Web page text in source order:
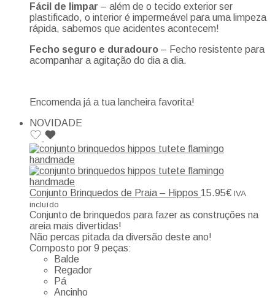
Fácil de limpar – além de o tecido exterior ser
plastificado, o interior é impermeável para uma limpeza
rápida, sabemos que acidentes acontecem!
Fecho seguro e duradouro – Fecho resistente para
acompanhar a agitação do dia a dia.
Encomenda já a tua lancheira favorita!
NOVIDADE
Conjunto Brinquedos de Praia – Hippos 15.95€ IVA
incluído
Conjunto de brinquedos para fazer as construções na
areia mais divertidas!
Não percas pitada da diversão deste ano!
Composto por 9 peças:
Balde
Regador
Pá
Ancinho